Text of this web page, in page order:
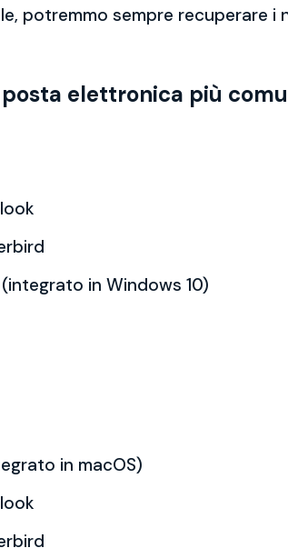
potremmo sempre recuperare i
elettronica più
in Windows 10)
in macOS)